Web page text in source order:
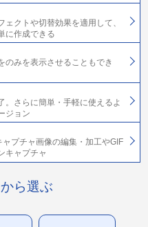
クトや切替効果を適用して、
に作成できる
のみを表示させることもでき
。さらに簡単・手軽に使えるよ
ジョン
プチャ画像の編集・加工やGIF
キャプチャ
ら選ぶ